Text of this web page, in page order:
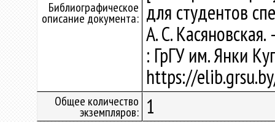
Библиографическое
описание документа: для студентов
А. С.
: ГрГУ им. Янки
https://
Общее количество
экземпляров: 1